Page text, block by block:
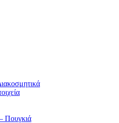
Πουγκιά